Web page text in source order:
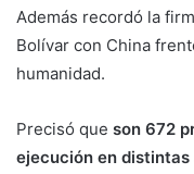
Además recordó la
Bolívar con China
humanidad.
Precisó que son 672
ejecución en distintas